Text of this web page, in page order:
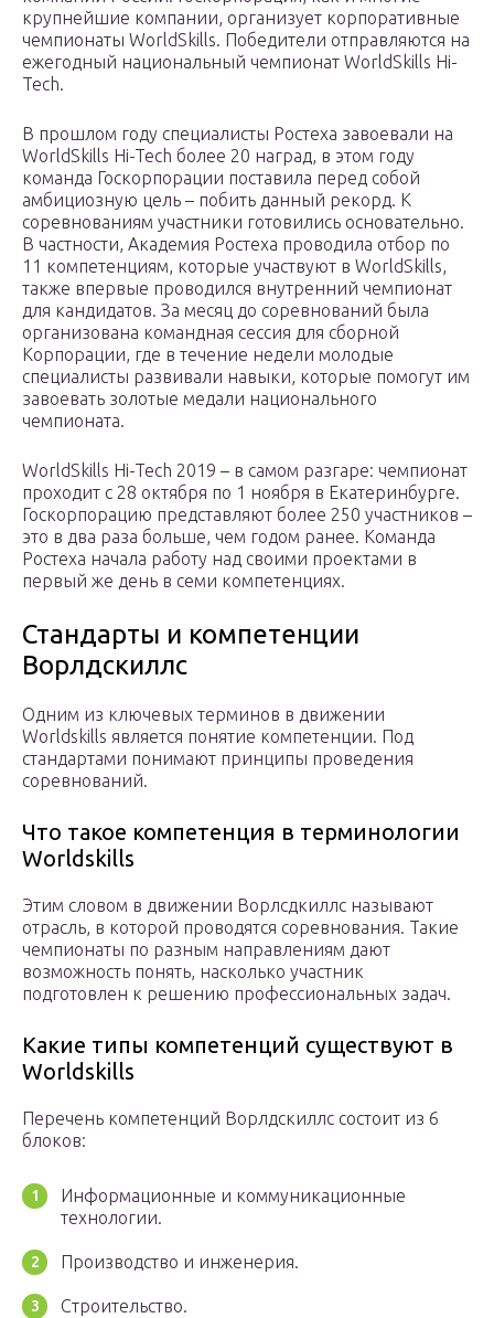
крупнейшие компании, организует корпоративные
чемпионаты WorldSkills. Победители отправляются на
ежегодный национальный чемпионат WorldSkills Hi-
Tech.
В прошлом году специалисты Ростеха завоевали на
WorldSkills Hi-Tech более 20 наград, в этом году
команда Госкорпорации поставила перед собой
амбициозную цель – побить данный рекорд. К
соревнованиям участники готовились основательно.
В частности, Академия Ростеха проводила отбор по
11 компетенциям, которые участвуют в WorldSkills,
также впервые проводился внутренний чемпионат
для кандидатов. За месяц до соревнований была
организована командная сессия для сборной
Корпорации, где в течение недели молодые
специалисты развивали навыки, которые помогут им
завоевать золотые медали национального
чемпионата.
WorldSkills Hi-Tech 2019 – в самом разгаре: чемпионат
проходит с 28 октября по 1 ноября в Екатеринбурге.
Госкорпорацию представляют более 250 участников –
это в два раза больше, чем годом ранее. Команда
Ростеха начала работу над своими проектами в
первый же день в семи компетенциях.
Стандарты и компетенции
Ворлдскиллс
Одним из ключевых терминов в движении
Worldskills является понятие компетенции. Под
стандартами понимают принципы проведения
соревнований.
Что такое компетенция в терминологии
Worldskills
Этим словом в движении Ворлсдкиллс называют
отрасль, в которой проводятся соревнования. Такие
чемпионаты по разным направлениям дают
возможность понять, насколько участник
подготовлен к решению профессиональных задач.
Какие типы компетенций существуют в
Worldskills
Перечень компетенций Ворлдскиллс состоит из 6
блоков:
Информационные и коммуникационные
технологии.
Производство и инженерия.
Строительство.